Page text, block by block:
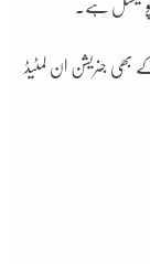
ہے۔
بھی جنریشن ان لمٹیڈ